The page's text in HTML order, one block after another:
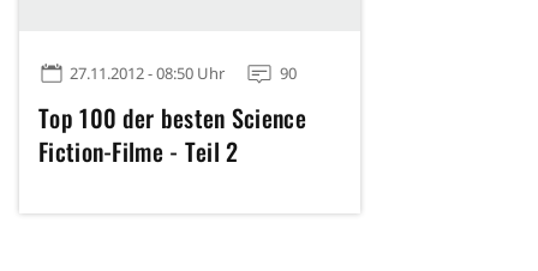
27.11.2012 - 08:50 Uhr 90
Top 100 der besten Science
Fiction-Filme - Teil 2